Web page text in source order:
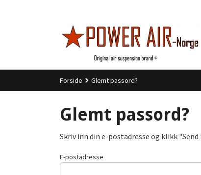
Forside Glemt passord?
Glemt passord?
Skriv inn din e-postadresse og klikk
E-postadresse